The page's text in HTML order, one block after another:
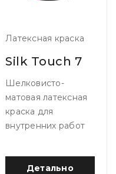
Латексная краска
Silk Touch 7
Шелковисто-
матовая латексная
краска для
внутренних работ
Детально